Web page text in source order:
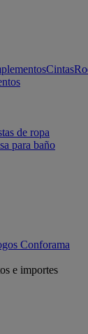
Cintas
de ropa
para baño
Conforama
e importes